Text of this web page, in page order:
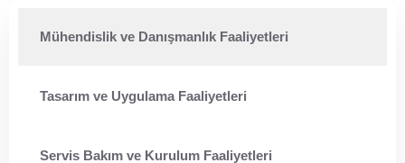
Mühendislik ve Danışmanlık Faaliyetleri
Tasarım ve Uygulama Faaliyetleri
Servis Bakım ve Kurulum Faaliyetleri